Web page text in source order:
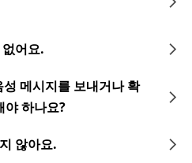
어요.
메시지를 보내거나 확
야 하나요?
않아요.